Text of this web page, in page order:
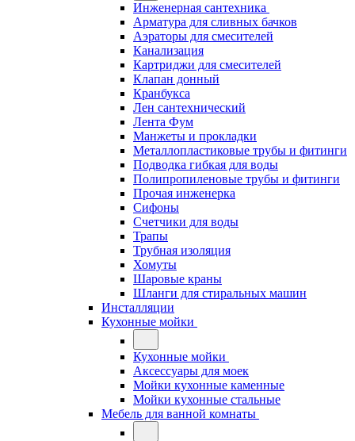
Инженерная сантехника
Арматура для сливных бачков
Аэраторы для смесителей
Канализация
Картриджи для смесителей
Клапан донный
Кранбукса
Лен сантехнический
Лента Фум
Манжеты и прокладки
Металлопластиковые трубы и фитинги
Подводка гибкая для воды
Полипропиленовые трубы и фитинги
Прочая инженерка
Сифоны
Счетчики для воды
Трапы
Трубная изоляция
Хомуты
Шаровые краны
Шланги для стиральных машин
Инсталляции
Кухонные мойки
Кухонные мойки
Аксессуары для моек
Мойки кухонные каменные
Мойки кухонные стальные
Мебель для ванной комнаты